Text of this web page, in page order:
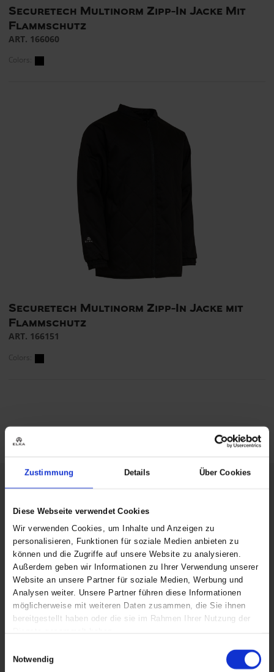
Zustimmung Details Über Cookies
Diese Webseite verwendet Cookies
Wir verwenden Cookies, um Inhalte und Anzeigen zu
personalisieren, Funktionen für soziale Medien anbieten zu
können und die Zugriffe auf unsere Website zu analysieren.
Außerdem geben wir Informationen zu Ihrer Verwendung unserer
Website an unsere Partner für soziale Medien, Werbung und
Analysen weiter. Unsere Partner führen diese Informationen
möglicherweise mit weiteren Daten zusammen, die Sie ihnen
bereitgestellt haben oder die sie im Rahmen Ihrer Nutzung der
Notwendig
Securetech Multinorm Zipp-In Jacke Mit
Flammschutz
ART. 166060
Colors:
Securetech Multinorm Zipp-In Jacke mit
Flammschutz
ART. 166151
Colors: